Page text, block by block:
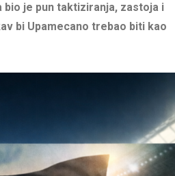
bio je pun taktiziranja, zastoja i
bi Upamecano trebao biti kao